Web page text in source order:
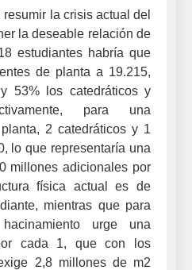
la crisis actual del
la deseable relación de
estudiantes habría que
de planta a 19.215,
53% los catedráticos y
para una
2 catedráticos y 1
lo que representaría una
millones adicionales por
física actual es de
mientras que para
urge una
cada 1, que con los
2,8 millones de m2